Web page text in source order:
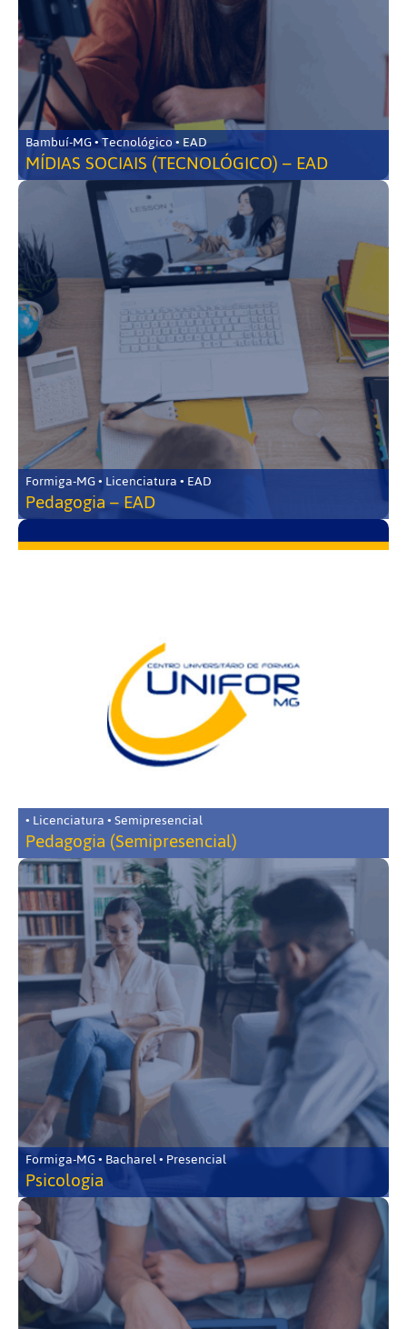
Bambuí-MG • Tecnológico • EAD
MÍDIAS SOCIAIS (TECNOLÓGICO) – EAD
Formiga-MG • Licenciatura • EAD
Pedagogia – EAD
• Licenciatura • Semipresencial
Pedagogia (Semipresencial)
Formiga-MG • Bacharel • Presencial
Psicologia